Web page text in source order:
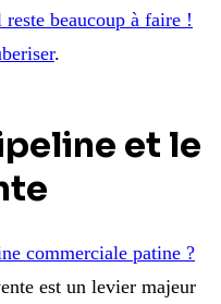
beaucoup à faire !
.
et le
commerciale patine ?
est un levier majeur